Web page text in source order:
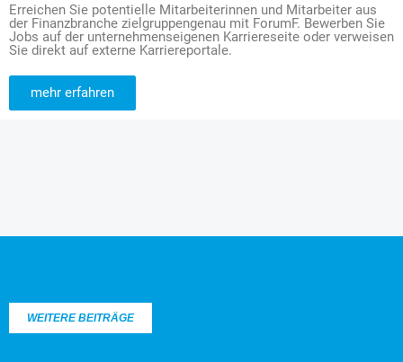
Erreichen Sie potentielle Mitarbeiterinnen und Mitarbeiter aus
der Finanzbranche zielgruppengenau mit ForumF. Bewerben Sie
Jobs auf der unternehmenseigenen Karriereseite oder verweisen
Sie direkt auf externe Karriereportale.
mehr erfahren
WEITERE BEITRÄGE